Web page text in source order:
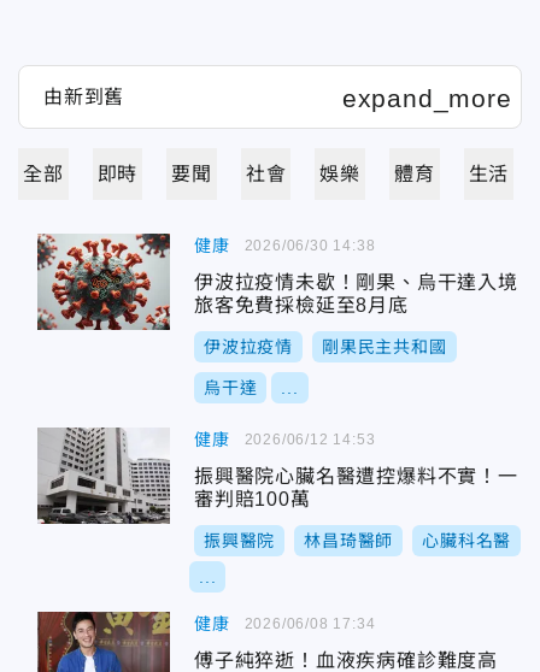
全部 即時 要聞 社會 娛樂 體育 生活
健康
伊波拉疫情未歇！剛果、烏干達入境
旅客免費採檢延至8月底
伊波拉疫情 剛果民主共和國
烏干達
2026/06/30 14:38
健康
振興醫院心臟名醫遭控爆料不實！一
審判賠100萬
振興醫院 林昌琦醫師 心臟科名醫
2026/06/12 14:53
健康
傅子純猝逝！血液疾病確診難度高
2026/06/08 17:34